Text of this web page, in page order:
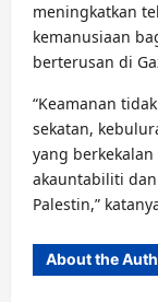
meningkatkan
kemanusiaan
berterusan di
“Keamanan
sekatan,
yang
akauntabiliti
Palestin,”
About the